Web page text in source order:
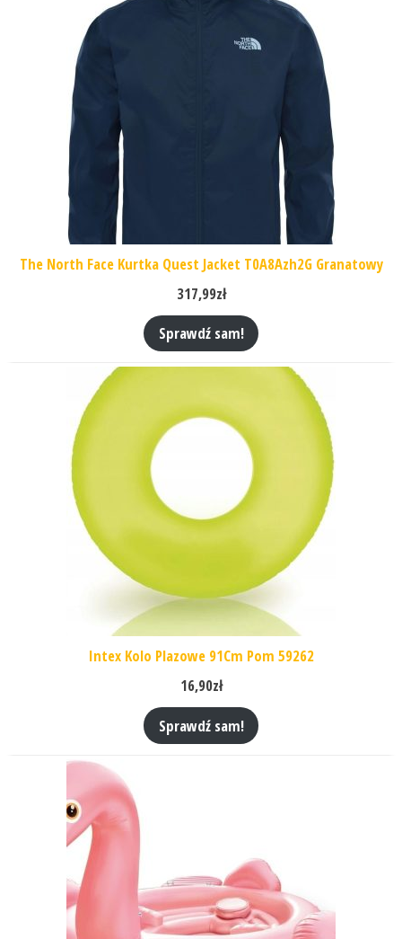
The North Face Kurtka Quest Jacket T0A8Azh2G Granatowy
317,99zł
Sprawdź sam!
Intex Kolo Plazowe 91Cm Pom 59262
16,90zł
Sprawdź sam!